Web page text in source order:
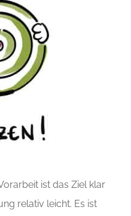
ist das Ziel klar
relativ leicht. Es ist